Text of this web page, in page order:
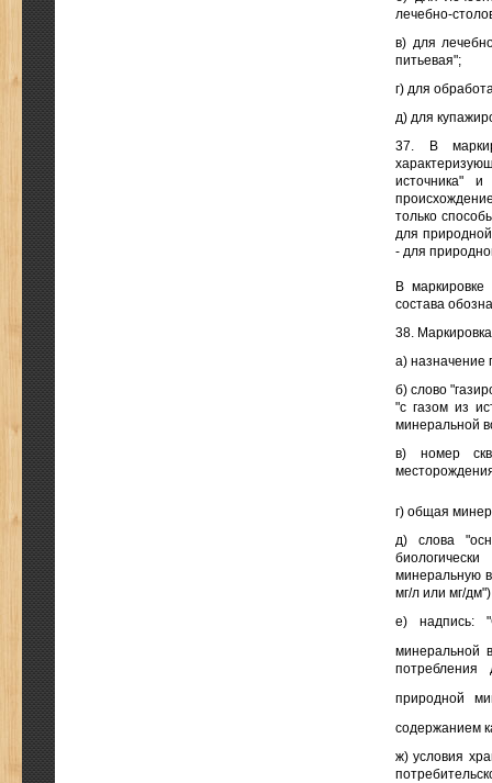
лечебно-
в) для
питьевая";
г) для
д) для
37. В
источника"
только
для
- для
В маркировке
состава
38.
а) назначение
б) слово
"с газом из
минеральной
в) номер
г) общая
д) слова
минеральную
мг/л или мг/
е) надпись:
минеральной
природной
содержанием
ж) условия